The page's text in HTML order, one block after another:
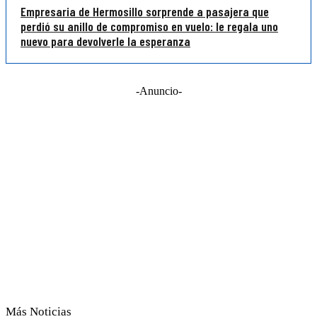
Empresaria de Hermosillo sorprende a pasajera que
perdió su anillo de compromiso en vuelo: le regala uno
nuevo para devolverle la esperanza
-Anuncio-
Más Noticias